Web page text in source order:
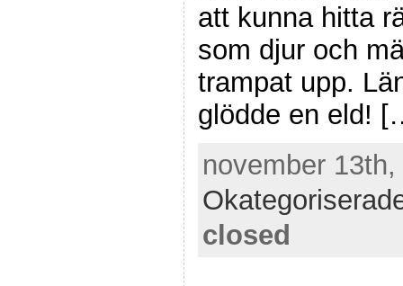
att kunna hitta
som djur och
trampat upp.
glödde en eld!
november
closed